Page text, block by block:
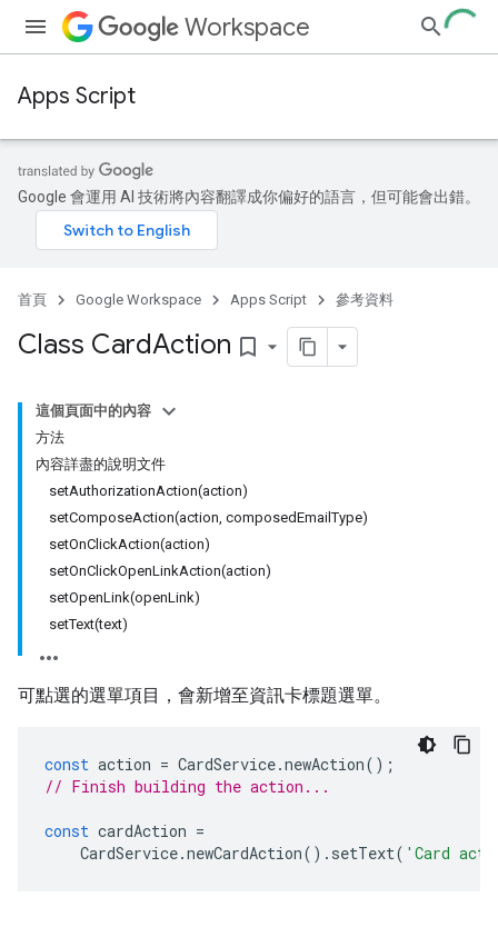
Workspace
Apps Script
Google 會運用 AI 技術將內容翻譯成你偏好的語言，但可能會出錯。
首頁 Google Workspace Apps Script 參考資料
Class CardAction bookmark_border
這個頁面中的內容
方法
內容詳盡的說明文件
setAuthorizationAction(action)
setComposeAction(action, composedEmailType)
setOnClickAction(action)
setOnClickOpenLinkAction(action)
setOpenLink(openLink)
setText(text)
可點選的選單項目，會新增至資訊卡標題選單。
const action = CardService.newAction();
// Finish building the action...
const cardAction =
CardService.newCardAction(). setText( 'Card